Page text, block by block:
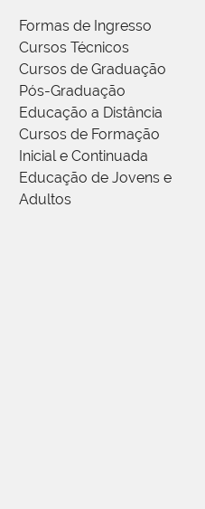
Formas de Ingresso
Cursos Técnicos
Cursos de Graduação
Pós-Graduação
Educação a Distância
Cursos de Formação
Inicial e Continuada
Educação de Jovens e
Adultos